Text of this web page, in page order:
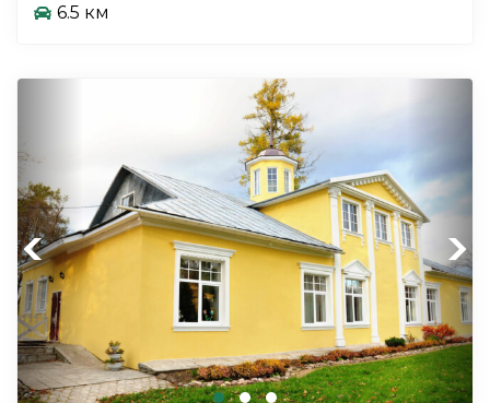
6.5 км
Previous Next